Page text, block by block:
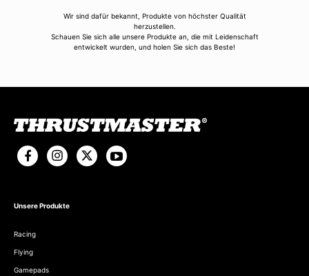
Wir sind dafür bekannt, Produkte von höchster Qualität
herzustellen.
Schauen Sie sich alle unsere Produkte an, die mit Leidenschaft
entwickelt wurden, und holen Sie sich das Beste!
Unsere Produkte
Racing
Flying
Gamepads